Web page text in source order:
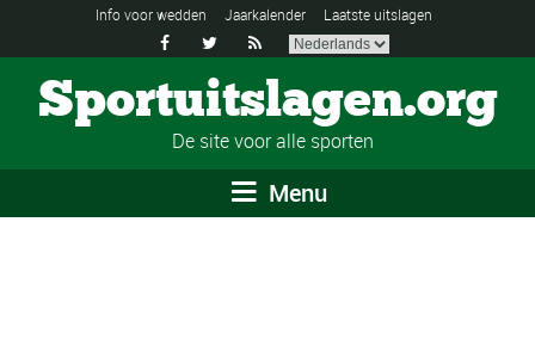
Info voor wedden Jaarkalender Laatste uitslagen
  
Sportuitslagen.org
De site voor alle sporten
Menu